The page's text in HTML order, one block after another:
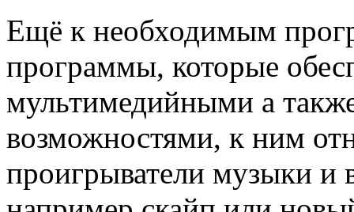
Ещё к необходимым
программы, которые
мультимедийными а
возможностями, к ним
проигрыватели музыки